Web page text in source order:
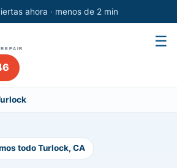
ahora · menos de 2 min
☰
todo Turlock, CA